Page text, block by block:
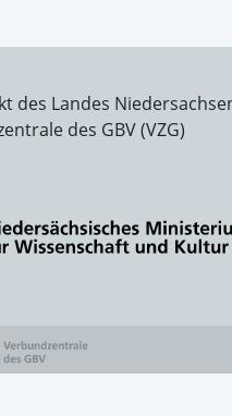
des Landes
des GBV (VZG)